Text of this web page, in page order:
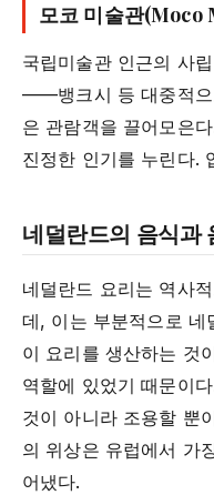
모코 미술관(Moco
국립미술관 인근의 사
——뱅크시 등 대중적으
은 관람객을 끌어모은
진정한 인기를 누린다.
네덜란드의 음식과
네덜란드 요리는 역사
데, 이는 부분적으로 네
이 요리를 생산하는 것
역할에 있었기 때문이
것이 아니라 조용할 뿐
의 위상은 유럽에서 가
어냈다.